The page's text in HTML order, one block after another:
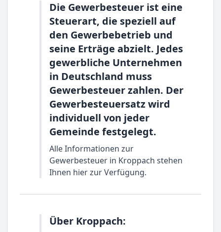
Die Gewerbesteuer ist eine
Steuerart, die speziell auf
den Gewerbebetrieb und
seine Erträge abzielt. Jedes
gewerbliche Unternehmen
in Deutschland muss
Gewerbesteuer zahlen. Der
Gewerbesteuersatz wird
individuell von jeder
Gemeinde festgelegt.
Alle Informationen zur
Gewerbesteuer in Kroppach stehen
Ihnen hier zur Verfügung.
Über Kroppach: